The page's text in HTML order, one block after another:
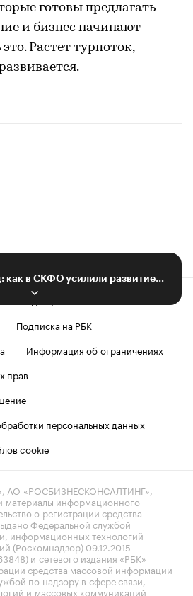
готовы предлагать
и бизнес начинают
Растет турпоток,
Редакция
Подписка на РБК
Информация об ограничениях
прав
персональных данных
cookie
АО «РОСБИЗНЕСКОНСАЛТИНГ»,
материалы информационного
о регистрации средства
Федеральной службой
информационных технологий
(Роскомнадзор) 09.12.2015
и сетевого издания «РБК»
средства массовой информации
по надзору в сфере связи,
и массовых коммуникаций